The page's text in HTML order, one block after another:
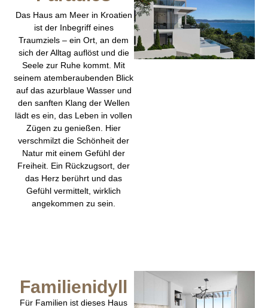
Das Haus am Meer in Kroatien
ist der Inbegriff eines
Traumziels – ein Ort, an dem
sich der Alltag auflöst und die
Seele zur Ruhe kommt. Mit
seinem atemberaubenden Blick
auf das azurblaue Wasser und
den sanften Klang der Wellen
lädt es ein, das Leben in vollen
Zügen zu genießen. Hier
verschmilzt die Schönheit der
Natur mit einem Gefühl der
Freiheit. Ein Rückzugsort, der
das Herz berührt und das
Gefühl vermittelt, wirklich
angekommen zu sein.
Familienidyll
Für Familien ist dieses Haus